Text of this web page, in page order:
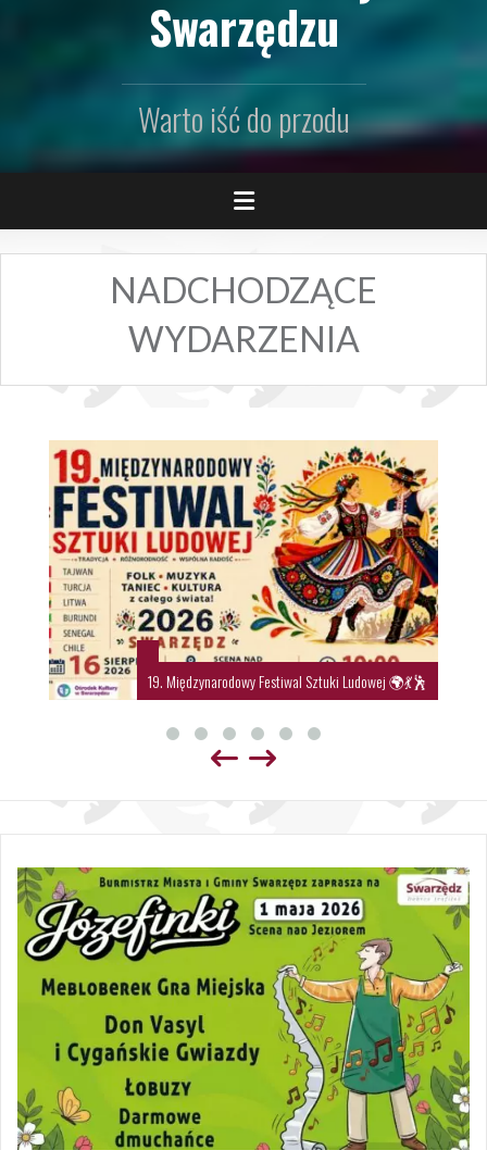
Swarzędzu
Warto iść do przodu
NADCHODZĄCE
WYDARZENIA
19. Międzynarodowy Festiwal Sztuki Ludowej 🌍💃🕺